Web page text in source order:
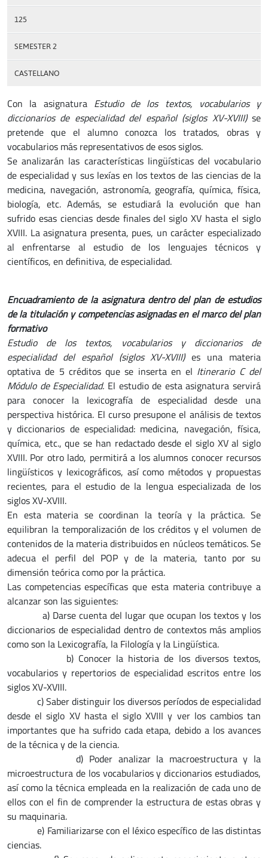
125
SEMESTER 2
CASTELLANO
Con la asignatura Estudio de los textos, vocabularios y
diccionarios de especialidad del español (siglos XV-XVIII) se
pretende que el alumno conozca los tratados, obras y
vocabularios más representativos de esos siglos.
Se analizarán las características lingüísticas del vocabulario
de especialidad y sus lexías en los textos de las ciencias de la
medicina, navegación, astronomía, geografía, química, física,
biología, etc. Además, se estudiará la evolución que han
sufrido esas ciencias desde finales del siglo XV hasta el siglo
XVIII. La asignatura presenta, pues, un carácter especializado
al enfrentarse al estudio de los lenguajes técnicos y
científicos, en definitiva, de especialidad.
Encuadramiento de la asignatura dentro del plan de estudios
de la titulación y competencias asignadas en el marco del plan
formativo
Estudio de los textos, vocabularios y diccionarios de
especialidad del español (siglos XV-XVIII)es una materia
optativa de 5 créditos quese inserta en el Itinerario C del
Módulo de Especialidad. El estudio de esta asignatura servirá
para conocer la lexicografía de especialidad desde una
perspectiva histórica. El curso presupone el análisis de textos
y diccionarios de especialidad: medicina, navegación, física,
química, etc., que se han redactado desde el siglo XV al siglo
XVIII. Por otro lado, permitirá a los alumnos conocer recursos
lingüísticos y lexicográficos, así como métodos y propuestas
recientes, para el estudio de la lengua especializada de los
siglos XV-XVIII.
En esta materia se coordinan la teoría y la práctica. Se
equilibran la temporalización de los créditos y el volumen de
contenidos de la materia distribuidos en núcleos temáticos. Se
adecua el perfil del POP y de la materia, tanto por su
dimensión teórica como por la práctica.
Las competencias específicas que esta materia contribuye a
alcanzar son las siguientes:
a) Darse cuenta del lugar que ocupan los textos y los
diccionarios de especialidad dentro de contextos más amplios
como son la Lexicografía, la Filología y la Lingüística.
b) Conocer la historia de los diversos textos,
vocabularios y repertorios de especialidad escritos entre los
siglos XV-XVIII.
c)Saber distinguir los diversos períodos de especialidad
desde el siglo XV hasta el siglo XVIII y ver los cambios tan
importantes que ha sufrido cada etapa, debido a los avances
de la técnica y de la ciencia.
d) Poder analizar la macroestructura y la
microestructura de los vocabularios y diccionarios estudiados,
así como la técnica empleada en la realización de cada uno de
ellos con el fin de comprender la estructura de estas obras y
su maquinaria.
e) Familiarizarse con el léxico específico de las distintas
ciencias.